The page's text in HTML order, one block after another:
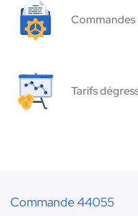
Commandes
Tarifs
Commande 44055